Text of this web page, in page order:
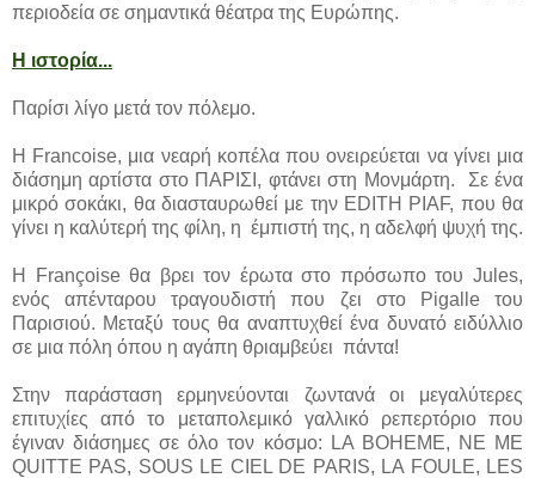
περιοδεία σε σημαντικά θέατρα της Ευρώπης.
Η ιστορία...
Παρίσι λίγο μετά τον πόλεμο.
Η Francoise, μια νεαρή κοπέλα που ονειρεύεται να γίνει μια
διάσημη αρτίστα στο ΠΑΡΙΣΙ, φτάνει στη Μονμάρτη. Σε ένα
μικρό σοκάκι, θα διασταυρωθεί με την EDITH PIAF, που θα
γίνει η καλύτερή της φίλη, η έμπιστή της, η αδελφή ψυχή της.
Η Françoise θα βρει τον έρωτα στο πρόσωπο του Jules,
ενός απένταρου τραγουδιστή που ζει στο Pigalle του
Παρισιού. Μεταξύ τους θα αναπτυχθεί ένα δυνατό ειδύλλιο
σε μια πόλη όπου η αγάπη θριαμβεύει πάντα!
Στην παράσταση ερμηνεύονται ζωντανά οι μεγαλύτερες
επιτυχίες από το μεταπολεμικό γαλλικό ρεπερτόριο που
έγιναν διάσημες σε όλο τον κόσμο: LA BOHEME, NE ME
QUITTE PAS, SOUS LE CIEL DE PARIS, LA FOULE, LES